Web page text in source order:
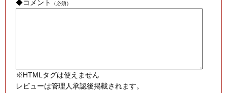
◆コメント （必須）
※HTMLタグは使えません
レビューは管理人承認後掲載されます。